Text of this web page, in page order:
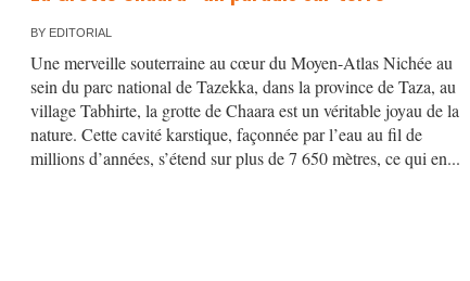
BY EDITORIAL
Une merveille souterraine au cœur du Moyen-Atlas Nichée au
sein du parc national de Tazekka, dans la province de Taza, au
village Tabhirte, la grotte de Chaara est un véritable joyau de la
nature. Cette cavité karstique, façonnée par l’eau au fil de
millions d’années, s’étend sur plus de 7 650 mètres, ce qui en...